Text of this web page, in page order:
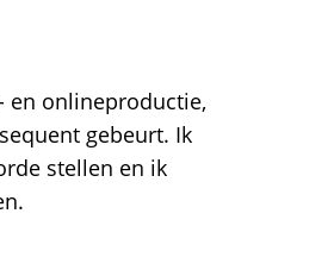
en onlineproductie,
gebeurt. Ik
stellen en ik